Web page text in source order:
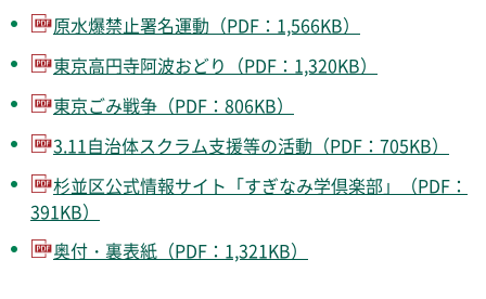
原水爆禁止署名運動（PDF：1,566KB）
東京高円寺阿波おどり（PDF：1,320KB）
東京ごみ戦争（PDF：806KB）
3.11自治体スクラム支援等の活動（PDF：705KB）
杉並区公式情報サイト「すぎなみ学倶楽部」（PDF：
391KB）
奥付・裏表紙（PDF：1,321KB）